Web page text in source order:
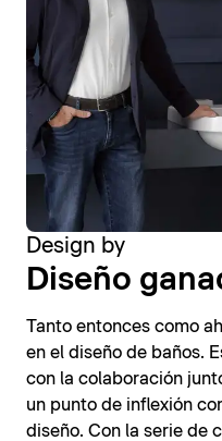
Design by
Diseño
Tanto entonces como
en el diseño de baños.
con la colaboración
un punto de inflexión
diseño. Con la serie de